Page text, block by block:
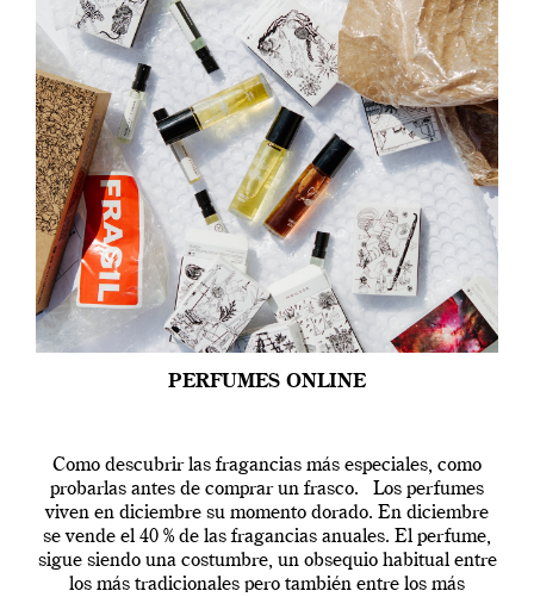
PERFUMES ONLINE
Como descubrir las fragancias más especiales, como
probarlas antes de comprar un frasco. Los perfumes
viven en diciembre su momento dorado. En diciembre
se vende el 40 % de las fragancias anuales. El perfume,
sigue siendo una costumbre, un obsequio habitual entre
los más tradicionales pero también entre los más